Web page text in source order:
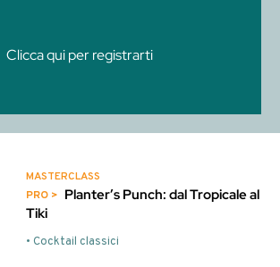
Clicca qui per registrarti
MASTERCLASS
Planter’s Punch: dal Tropicale al
Tiki
• Cocktail classici